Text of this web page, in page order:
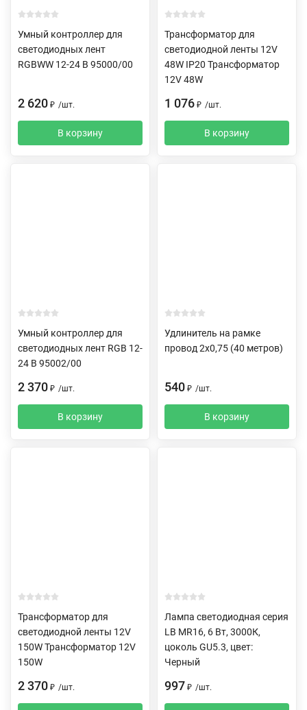
Умный контроллер для
светодиодных лент
RGBWW 12-24 В 95000/00
2 620 ₽ /шт.
В корзину
Трансформатор для
светодиодной ленты 12V
48W IP20 Трансформатор
12V 48W
1 076 ₽ /шт.
В корзину
Умный контроллер для
светодиодных лент RGB 12-
24 В 95002/00
2 370 ₽ /шт.
В корзину
Удлинитель на рамке
провод 2х0,75 (40 метров)
540 ₽ /шт.
В корзину
Трансформатор для
светодиодной ленты 12V
150W Трансформатор 12V
150W
2 370 ₽ /шт.
Лампа светодиодная серия
LB MR16, 6 Вт, 3000К,
цоколь GU5.3, цвет:
Черный
997 ₽ /шт.